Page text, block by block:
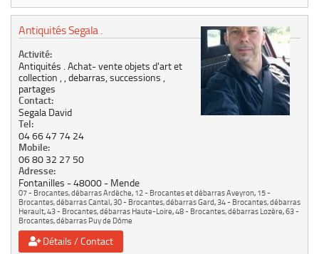
Antiquités Segala .
Activité:
Antiquités . Achat- vente objets d'art et
collection , , debarras, successions ,
partages
Contact:
Segala David
Tel:
04 66 47 74 24
Mobile:
06 80 32 27 50
Adresse:
Fontanilles 48000 Mende
07 - Brocantes, débarras Ardèche, 12 - Brocantes et débarras Aveyron, 15 -
Brocantes, débarras Cantal,30 - Brocantes, débarras Gard,34 - Brocantes, débarras
Herault,43 - Brocantes, débarras Haute-Loire,48 - Brocantes, débarras Lozère,63 -
Brocantes, débarras Puy de Dôme
Détails / Contact